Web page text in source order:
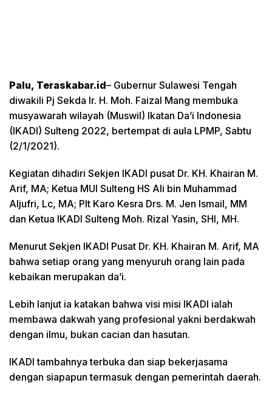
Palu, Teraskabar.id– Gubernur Sulawesi Tengah
diwakili Pj Sekda Ir. H. Moh. Faizal Mang membuka
musyawarah wilayah (Muswil) Ikatan Da’i Indonesia
(IKADI) Sulteng 2022, bertempat di aula LPMP, Sabtu
(2/1/2021).
Kegiatan dihadiri Sekjen IKADI pusat Dr. KH. Khairan M.
Arif, MA; Ketua MUI Sulteng HS Ali bin Muhammad
Aljufri, Lc, MA; Plt Karo Kesra Drs. M. Jen Ismail, MM
dan Ketua IKADI Sulteng Moh. Rizal Yasin, SHI, MH.
Menurut Sekjen IKADI Pusat Dr. KH. Khairan M. Arif, MA
bahwa setiap orang yang menyuruh orang lain pada
kebaikan merupakan da’i.
Lebih lanjut ia katakan bahwa visi misi IKADI ialah
membawa dakwah yang profesional yakni berdakwah
dengan ilmu, bukan cacian dan hasutan.
IKADI tambahnya terbuka dan siap bekerjasama
dengan siapapun termasuk dengan pemerintah daerah.